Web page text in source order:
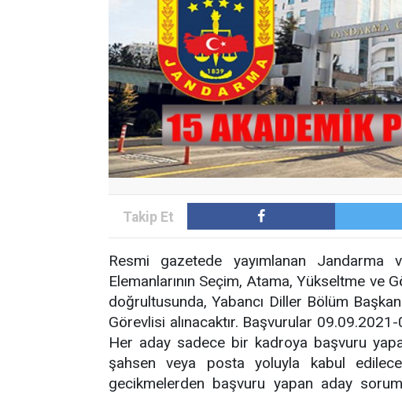
Resmi gazetede yayımlanan Jandarma
Elemanlarının Seçim, Atama, Yükseltme ve
doğrultusunda, Yabancı Diller Bölüm
Görevlisi alınacaktır. Başvurular
Her aday sadece bir kadroya başvuru
şahsen veya posta yoluyla kabul
gecikmelerden başvuru yapan aday